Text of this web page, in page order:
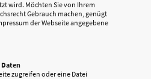
wird. Möchten Sie von Ihrem
Gebrauch machen, genügt
der Webseite angegebene
Daten
zugreifen oder eine Datei